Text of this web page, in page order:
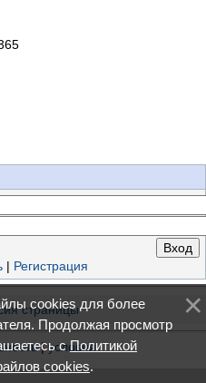
| Регистрация
страницы
|условия
cookies для более
Продолжая просмотр
сПолитикой
cookies.